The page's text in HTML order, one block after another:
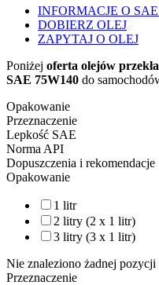
INFORMACJE O
DOBIERZ OLEJ
ZAPYTAJ O OLEJ
Poniżej oferta olejów
SAE 75W140 do
Opakowanie
Przeznaczenie
Lepkość SAE
Norma API
Dopuszczenia i rekomendacje
Opakowanie
1 litr
2 litry (2 x 1 litr)
3 litry (3 x 1 litr)
Nie znaleziono żadnej
Przeznaczenie